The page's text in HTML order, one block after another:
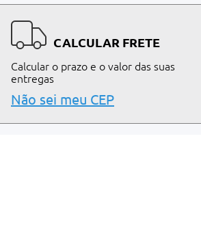
CALCULAR FRETE
Calcular o prazo e o valor das suas
entregas
Não sei meu CEP